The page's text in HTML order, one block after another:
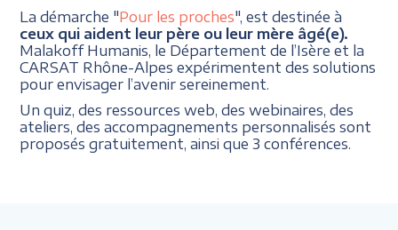
La démarche "Pour les proches", est destinée à
ceux qui aident leur père ou leur mère âgé(e).
Malakoff Humanis, le Département de l’Isère et la
CARSAT Rhône-Alpes expérimentent des solutions
pour envisager l’avenir sereinement.
Un quiz, des ressources web, des webinaires, des
ateliers, des accompagnements personnalisés sont
proposés gratuitement, ainsi que 3 conférences.